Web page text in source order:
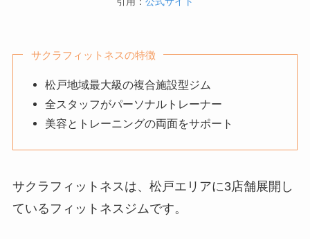
サクラフィットネスの特徴
松戸地域最大級の複合施設型ジム
全スタッフがパーソナルトレーナー
美容とトレーニングの両面をサポート
サクラフィットネスは、松戸エリアに3店舗展開し
ているフィットネスジムです。